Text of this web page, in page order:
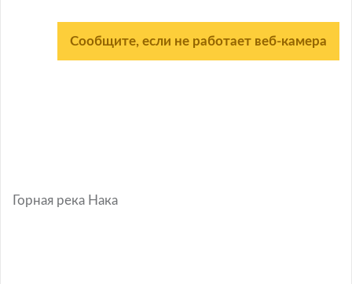
Сообщите, если не работает веб-камера
Горная река Нака